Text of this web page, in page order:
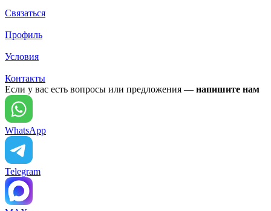
Связаться
Профиль
Условия
Контакты
Если у вас есть вопросы или предложения — напишите нам
WhatsApp
Telegram